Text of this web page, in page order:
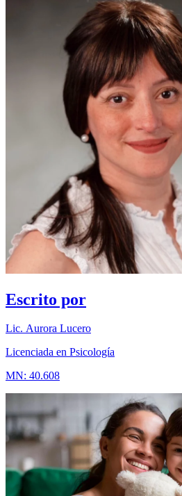
Escrito por
Lic. Aurora Lucero
Licenciada en Psicología
MN: 40.608